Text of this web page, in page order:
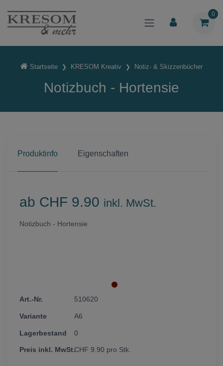
0
Startseite KRESOM Kreativ Notiz- & Skizzenbücher
Notizbuch - Hortensie
Produktinfo Eigenschaften
ab CHF 9.90 inkl. MwSt.
Notizbuch - Hortensie
510620
A6
0
CHF 9.90 pro Stk.